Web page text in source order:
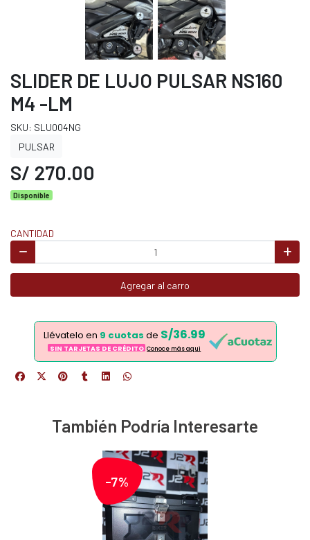
SLIDER DE LUJO PULSAR NS160
M4 -LM
SKU: SLU004NG
PULSAR
S/ 270.00
Disponible
CANTIDAD
Agregar al carro
Llévatelo en 9 cuotas de S/36.99
SIN TARJETAS DE CRÉDITO Conoce más aqui
También Podría Interesarte
-7%